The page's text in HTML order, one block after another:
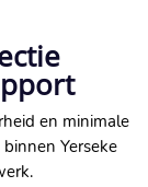
en minimale
Yerseke